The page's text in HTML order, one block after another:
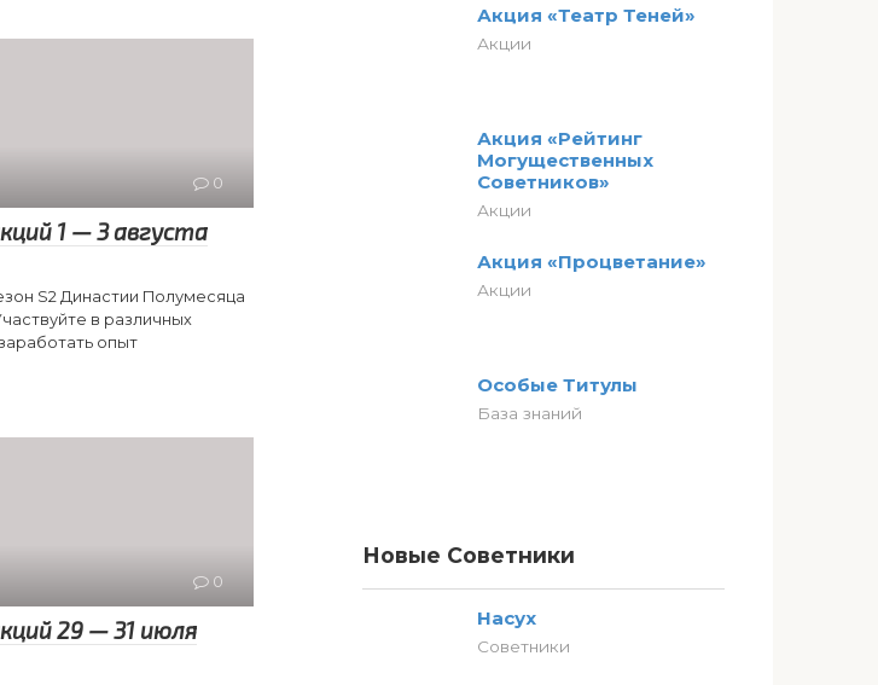
0
1 — 3 августа
S2 Династии Полумесяца
в различных
опыт
0
29 — 31 июля
Акция «Театр Теней»
Акции
Акция «Рейтинг
Могущественных
Советников»
Акции
Акция «Процветание»
Акции
Особые Титулы
База знаний
Новые Советники
Насух
Советники